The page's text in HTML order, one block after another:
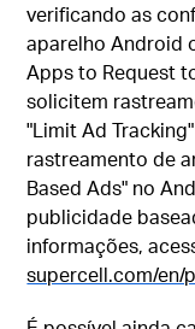
verificando as
aparelho Android
Apps to Request
solicitem
"Limit Ad
rastreamento de
Based Ads" no
publicidade
informações,
supercell.com/